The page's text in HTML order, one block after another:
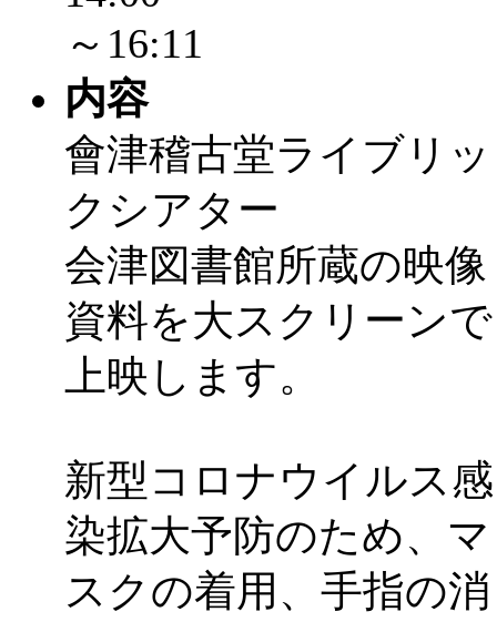
～16:11
内容
會津稽古堂ライブリッ
クシアター
会津図書館所蔵の映像
資料を大スクリーンで
上映します。
新型コロナウイルス感
染拡大予防のため、マ
スクの着用、手指の消